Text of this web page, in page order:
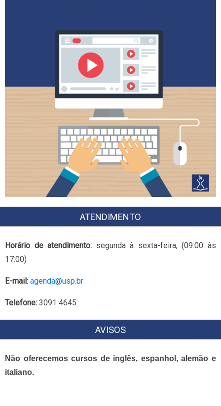
ATENDIMENTO
Horário de atendimento: segunda à sexta-feira, (09:00 às
17:00)
E-mail: agenda@usp.br
Telefone: 3091 4645
AVISOS
Não oferecemos cursos de inglês, espanhol, alemão e
italiano.